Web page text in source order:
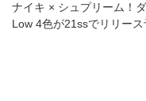
ナイキ × シュプリーム！
Low 4色が21ssでリリース